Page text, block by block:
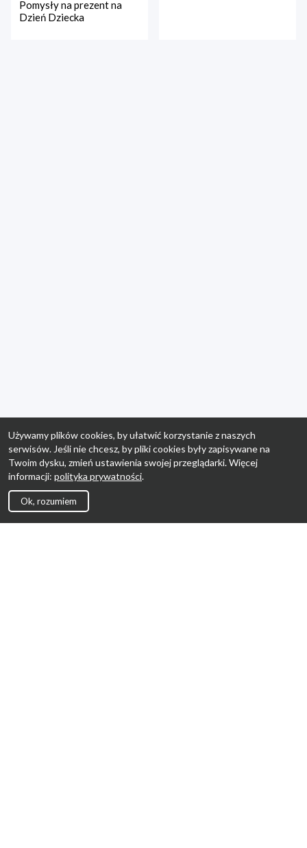
Pomysły na prezent na
Dzień Dziecka
Używamy plików cookies, by ułatwić korzystanie z naszych
serwisów. Jeśli nie chcesz, by pliki cookies były zapisywane na
Twoim dysku, zmień ustawienia swojej przeglądarki. Więcej
informacji: polityka prywatności.
Ok, rozumiem